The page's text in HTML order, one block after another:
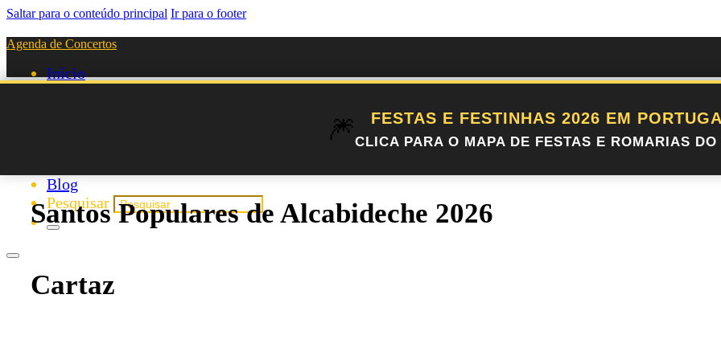
Saltar para o conteúdo principal Ir para o footer
Agenda de Concertos
Início
Blog
Pesquisar
🎆 FESTAS E FESTINHAS 2026 EM
CLICA PARA O MAPA DE FESTAS E ROMARIAS DO
Santos Populares de Alcabideche 2026
Cartaz